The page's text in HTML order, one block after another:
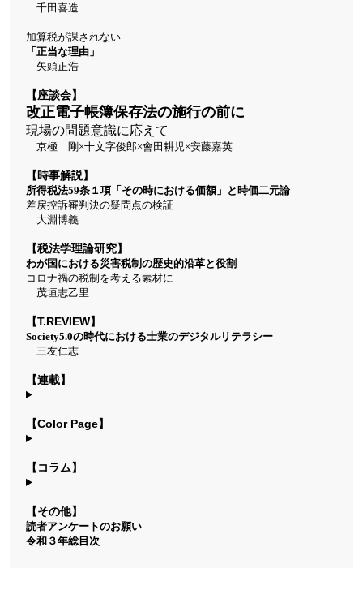
千田喜造
加算税が課されない
「正当な理由」
矢頭正浩
【座談会】
改正電子帳簿保存法の施行の前に
現場の問題意識に応えて
京極 剛×十文字俊郎×會田耕児×安藤嘉英
【時事解説】
所得税法59条１項「その時における価額」と時価二元論
差戻控訴審判決の疑問点の検証
大淵博義
【税法学理論研究】
わが国における災害税制の歴史的沿革と役割
コロナ禍の税制を考える素材に
茂垣志乙里
【T.REVIEW】
Society5.0の時代における士業のデジタルリテラシー
三友仁志
【連載】
【Color Page】
【コラム】
【その他】
読者アンケートのお願い
令和３年総目次